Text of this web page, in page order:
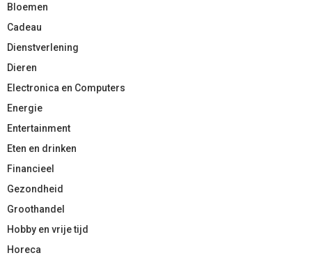
Bloemen
Cadeau
Dienstverlening
Dieren
Electronica en Computers
Energie
Entertainment
Eten en drinken
Financieel
Gezondheid
Groothandel
Hobby en vrije tijd
Horeca